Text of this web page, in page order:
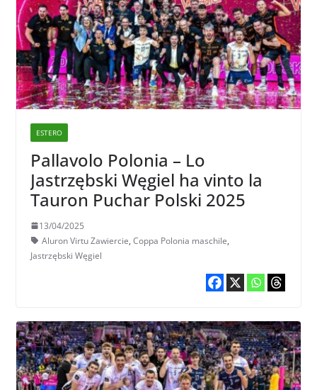
ESTERO
Pallavolo Polonia – Lo
Jastrzębski Węgiel ha vinto la
Tauron Puchar Polski 2025
13/04/2025
Aluron Virtu Zawiercie, Coppa Polonia maschile,
Jastrzębski Węgiel